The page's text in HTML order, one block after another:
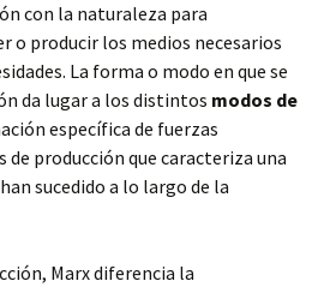
con la naturaleza para
o producir los medios necesarios
La forma o modo en que se
da lugar a los distintos modos de
específica de fuerzas
de producción que caracteriza una
sucedido a lo largo de la
Marx diferencia la